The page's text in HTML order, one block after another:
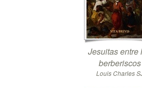
Jesuitas entre
berberiscos
Louis Charles